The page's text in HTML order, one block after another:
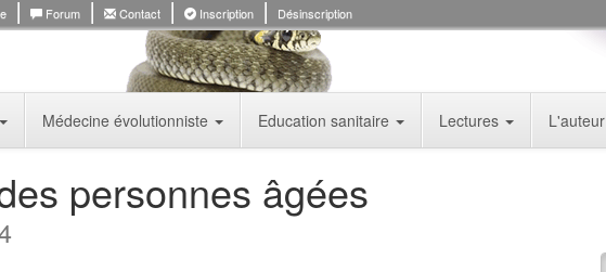
Forum Contact Inscription Désinscription
Médecine évolutionniste Education sanitaire Lectures L'auteur
personnes âgées